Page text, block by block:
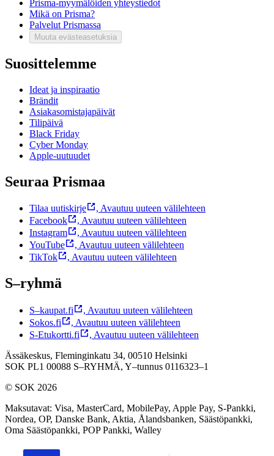
Prisma-myymälöiden yhteystiedot
Mikä on Prisma?
Palvelut Prismassa
Muuta evästeasetuksia
Suosittelemme
Ideat ja inspiraatio
Brändit
Asiakasomistajapäivät
Tilipäivä
Black Friday
Cyber Monday
Apple-uutuudet
Seuraa Prismaa
Tilaa uutiskirje , Avautuu uuteen välilehteen
Facebook
, Avautuu uuteen välilehteen
Instagram
, Avautuu uuteen välilehteen
YouTube
, Avautuu uuteen välilehteen
TikTok
, Avautuu uuteen välilehteen
S–ryhmä
S–kaupat.fi , Avautuu uuteen välilehteen
Sokos.fi
, Avautuu uuteen välilehteen
S-Etukortti.fi
, Avautuu uuteen välilehteen
Ässäkeskus, Fleminginkatu 34, 00510 Helsinki
SOK PL1 00088 S–RYHMÄ, Y–tunnus 0116323–1
© SOK 2026
Maksutavat: Visa, MasterCard, MobilePay, Apple Pay, S-Pankki,
Nordea, OP, Danske Bank, Aktia, Ålandsbanken, Säästöpankki,
Oma Säästöpankki, POP Pankki, Walley